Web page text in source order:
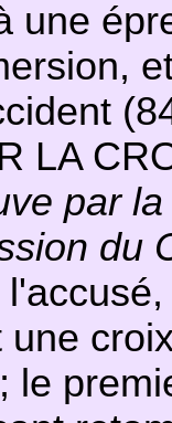
une
LA
par
du
une
le